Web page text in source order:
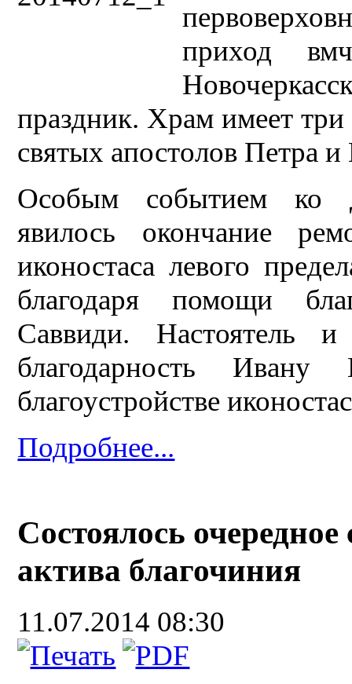
приход
праздник. Храм имеет
святых апостолов Петра и
Особым событием ко
явилось окончание
иконостаса левого
благодаря помощи
Саввиди. Настоятель
благодарность
благоустройстве
Подробнее...
Состоялось
актива благочиния
11.07.2014 08:30